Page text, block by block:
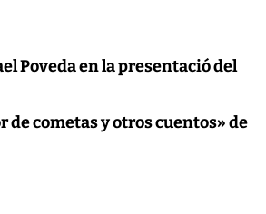
Poveda en la presentació del
de cometas y otros cuentos» de